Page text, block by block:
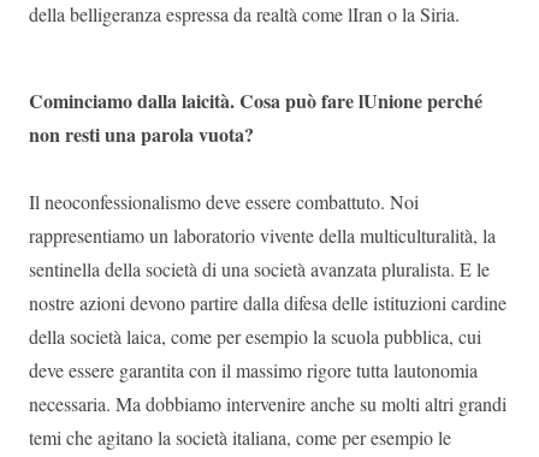
della belligeranza espressa da realtà come lIran o la Siria.
Cominciamo dalla laicità. Cosa può fare lUnione perché
non resti una parola vuota?
Il neoconfessionalismo deve essere combattuto. Noi
rappresentiamo un laboratorio vivente della multiculturalità, la
sentinella della società di una società avanzata pluralista. E le
nostre azioni devono partire dalla difesa delle istituzioni cardine
della società laica, come per esempio la scuola pubblica, cui
deve essere garantita con il massimo rigore tutta lautonomia
necessaria. Ma dobbiamo intervenire anche su molti altri grandi
temi che agitano la società italiana, come per esempio le